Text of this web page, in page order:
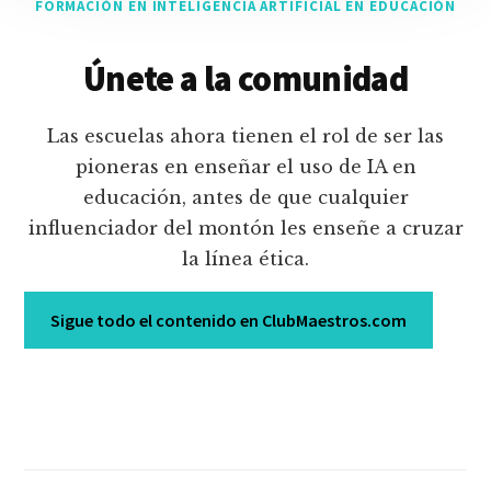
FORMACIÓN EN INTELIGENCIA ARTIFICIAL EN EDUCACIÓN
Únete a la comunidad
Las escuelas ahora tienen el rol de ser las
pioneras en enseñar el uso de IA en
educación, antes de que cualquier
influenciador del montón les enseñe a cruzar
la línea ética.
Sigue todo el contenido en ClubMaestros.com